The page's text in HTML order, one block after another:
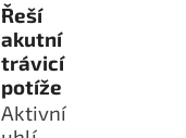
Řeší
akutní
trávicí
potíže
Aktivní